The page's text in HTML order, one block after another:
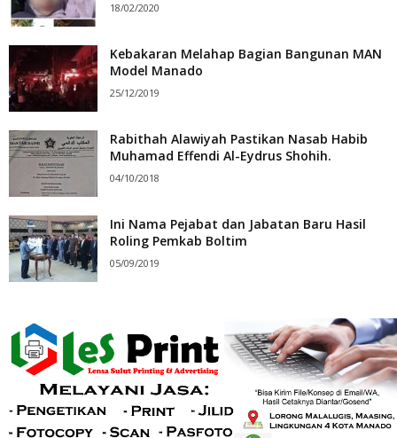
18/02/2020
Kebakaran Melahap Bagian Bangunan MAN
Model Manado
25/12/2019
Rabithah Alawiyah Pastikan Nasab Habib
Muhamad Effendi Al-Eydrus Shohih.
04/10/2018
Ini Nama Pejabat dan Jabatan Baru Hasil
Roling Pemkab Boltim
05/09/2019